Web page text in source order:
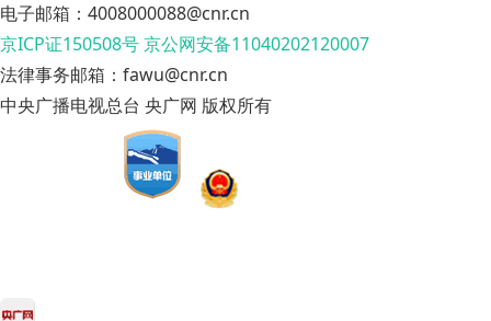
电子邮箱：4008000088@cnr.cn
京ICP证150508号京公网安备11040202120007
法律事务邮箱：fawu@cnr.cn
中央广播电视总台 央广网 版权所有